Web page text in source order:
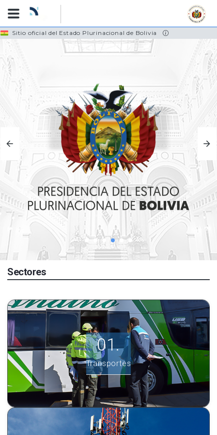
Skip
to
main
Sitio oficial del Estado Plurinacional de Bolivia
TRANSPORTES
CONOCE MÁS...
Sectores
Transportes
Transportes
Ver más información.
INGRESE AQUÍ